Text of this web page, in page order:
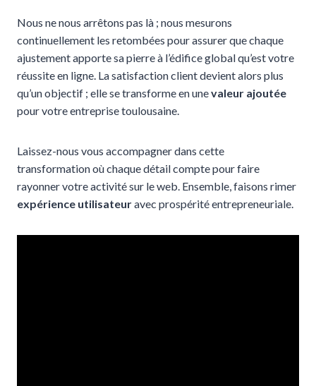
Nous ne nous arrêtons pas là ; nous mesurons
continuellement les retombées pour assurer que chaque
ajustement apporte sa pierre à l’édifice global qu’est votre
réussite en ligne. La satisfaction client devient alors plus
qu’un objectif ; elle se transforme en unevaleur ajoutée
pour votre entreprise toulousaine.
Laissez-nous vous accompagner dans cette
transformation où chaque détail compte pour faire
rayonner votre activité sur le web. Ensemble, faisons rimer
expérience utilisateuravec prospérité entrepreneuriale.